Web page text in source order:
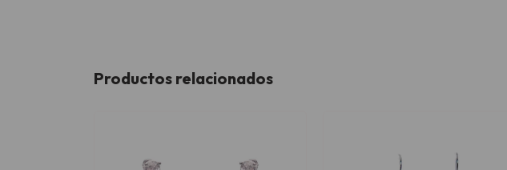
Productos relacionados